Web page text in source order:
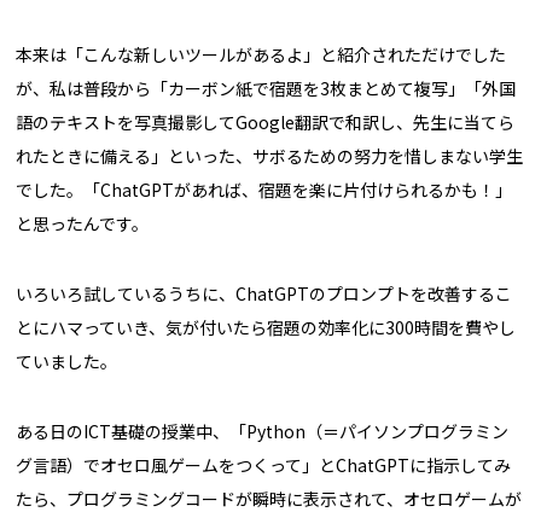
本来は「こんな新しいツールがあるよ」と紹介されただけでした
が、私は普段から「カーボン紙で宿題を3枚まとめて複写」「外国
語のテキストを写真撮影してGoogle翻訳で和訳し、先生に当てら
れたときに備える」といった、サボるための努力を惜しまない学生
でした。「ChatGPTがあれば、宿題を楽に片付けられるかも！」
と思ったんです。
いろいろ試しているうちに、ChatGPTのプロンプトを改善するこ
とにハマっていき、気が付いたら宿題の効率化に300時間を費やし
ていました。
ある日のICT基礎の授業中、「Python（＝パイソンプログラミン
グ言語）でオセロ風ゲームをつくって」とChatGPTに指示してみ
たら、プログラミングコードが瞬時に表示されて、オセロゲームが